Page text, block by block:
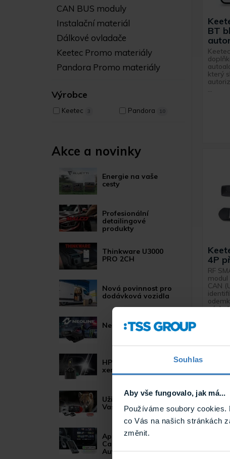
Souhlas
Aby vše fungovalo, jak má...
Používáme soubory cookies.
co Vás na našich stránkách
změnit.
CAN BUS moduly
Instalační materiál
Dálkové ovladače
Keetec Promo materiály
Pandora Promo materiály
Výrobce
Keetec 3 Pandora 10
Akce a novinky
Energie na vaše
cesty
Profesionální
detailingové
produkty
Thinkware U3000
PRO 2CH
Nová povinnost pro
dodávková vozidla
Neoline POWER
HP LED žárovky pro
xenonové světlomety
Užitečné novinky pro
Vaše auto
Apple
CarPlay/Android
Auto moduly
BT
který
...
4P
RF
CAN